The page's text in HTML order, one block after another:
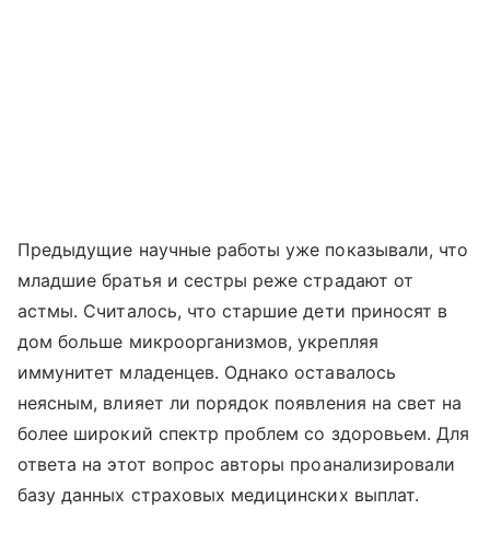
Предыдущие научные работы уже показывали, что
младшие братья и сестры реже страдают от
астмы. Считалось, что старшие дети приносят в
дом больше микроорганизмов, укрепляя
иммунитет младенцев. Однако оставалось
неясным, влияет ли порядок появления на свет на
более широкий спектр проблем со здоровьем. Для
ответа на этот вопрос авторы проанализировали
базу данных страховых медицинских выплат.